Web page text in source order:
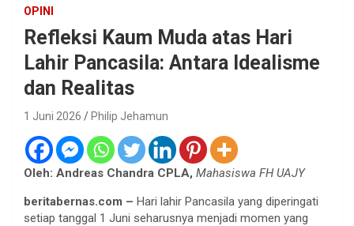
OPINI
Refleksi Kaum Muda atas Hari
Lahir Pancasila: Antara Idealisme
dan Realitas
1 Juni 2026 Philip Jehamun
Oleh: Andreas Chandra CPLA, Mahasiswa FH UAJY
beritabernas.com – Hari lahir Pancasila yang diperingati
setiap tanggal 1 Juni seharusnya menjadi momen yang